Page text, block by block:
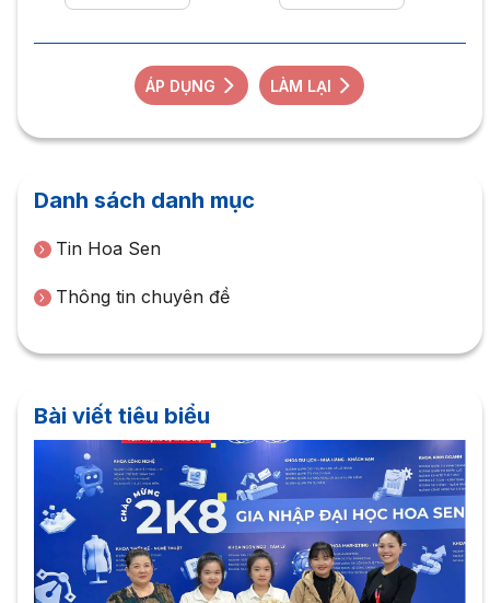
ÁP DỤNG LÀM LẠI
Danh sách danh mục
Tin Hoa Sen
Thông tin chuyên đề
Bài viết tiêu biểu